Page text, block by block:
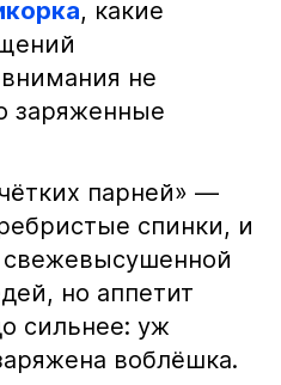
, какие
не
заряженные
парней» —
спинки, и
свежевысушенной
но аппетит
сильнее: уж
воблёшка.